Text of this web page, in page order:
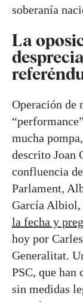
soberanía
La
Operación de
mucha
descrito Joan
confluencia
Parlament,
García Albiol,
la fecha y
hoy por
Generalitat.
PSC, que
sin medidas